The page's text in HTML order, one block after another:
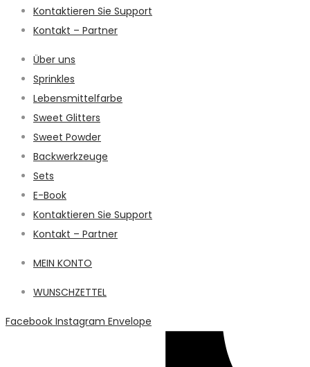
Kontaktieren Sie Support
Kontakt – Partner
Über uns
Sprinkles
Lebensmittelfarbe
Sweet Glitters
Sweet Powder
Backwerkzeuge
Sets
E-Book
Kontaktieren Sie Support
Kontakt – Partner
MEIN KONTO
WUNSCHZETTEL
Facebook Instagram Envelope